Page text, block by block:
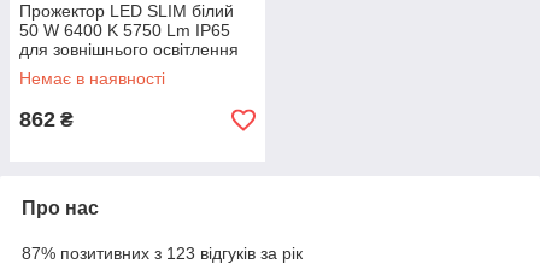
Прожектор LED SLIM білий
50 W 6400 K 5750 Lm IP65
для зовнішнього освітлення
170-265V
Немає в наявності
862 ₴
Про нас
87% позитивних з 123 відгуків за рік